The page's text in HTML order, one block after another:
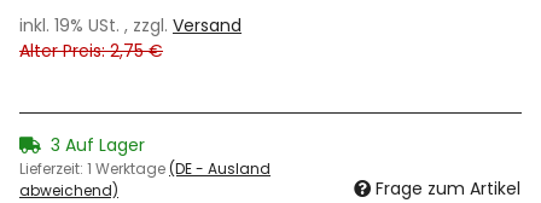
inkl. 19% USt. , zzgl. Versand
Alter Preis: 2,75 €
3 Auf Lager
Lieferzeit: 1 Werktage(DE - Ausland
abweichend)
Frage zum Artikel